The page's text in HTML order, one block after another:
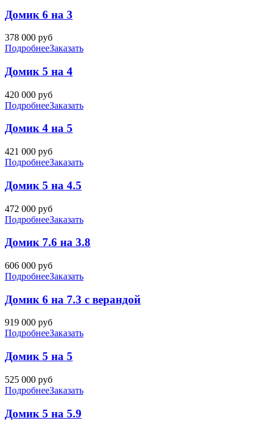
Домик 6 на 3
378 000 руб
ПодробнееЗаказать
Домик 5 на 4
420 000 руб
ПодробнееЗаказать
Домик 4 на 5
421 000 руб
ПодробнееЗаказать
Домик 5 на 4.5
472 000 руб
ПодробнееЗаказать
Домик 7.6 на 3.8
606 000 руб
ПодробнееЗаказать
Домик 6 на 7.3 с верандой
919 000 руб
ПодробнееЗаказать
Домик 5 на 5
525 000 руб
ПодробнееЗаказать
Домик 5 на 5.9